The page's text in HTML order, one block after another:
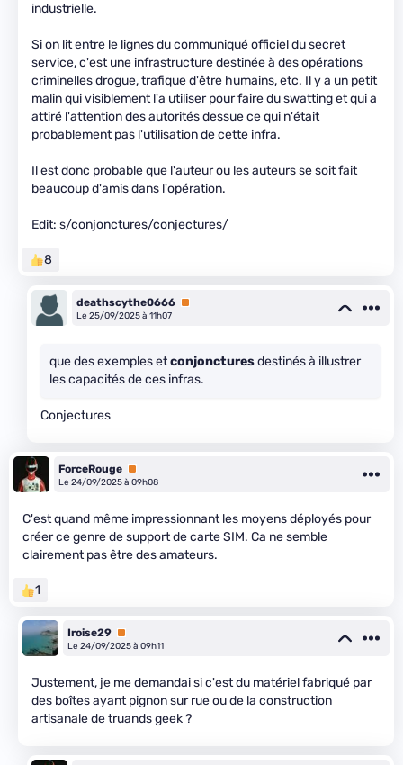
industrielle.
Si on lit entre le lignes du communiqué officiel du secret
service, c'est une infrastructure destinée à des opérations
criminelles drogue, trafique d'être humains, etc. Il y a un petit
malin qui visiblement l'a utiliser pour faire du swatting et qui a
attiré l'attention des autorités dessue ce qui n'était
probablement pas l'utilisation de cette infra.
Il est donc probable que l'auteur ou les auteurs se soit fait
beaucoup d'amis dans l'opération.
Edit: s/conjonctures/conjectures/
8
deathscythe0666 Premium
Le 25/09/2025 à 11h07
que des exemples etconjoncturesdestinés à illustrer
les capacités de ces infras.
Conjectures
ForceRouge Premium
Le 24/09/2025 à 09h08
C'est quand même impressionnant les moyens déployés pour
créer ce genre de support de carte SIM. Ca ne semble
clairement pas être des amateurs.
1
Iroise29 Premium
Le 24/09/2025 à 09h11
Justement, je me demandai si c'est du matériel fabriqué par
des boîtes ayant pignon sur rue ou de la construction
artisanale de truands geek ?